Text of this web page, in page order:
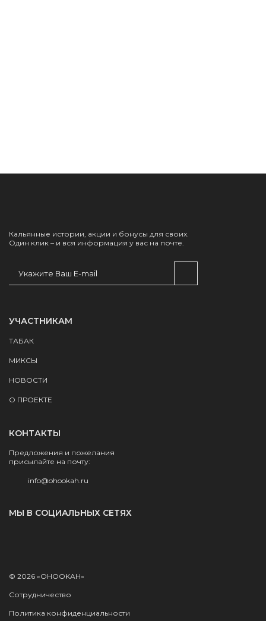
Кальянные истории, акции и бонусы для своих.
Один клик – и вся информация у вас на почте.
УЧАСТНИКАМ
ТАБАК
МИКСЫ
НОВОСТИ
О ПРОЕКТЕ
КОНТАКТЫ
Предложения и пожелания
присылайте на почту:
info@ohookah.ru
МЫ В СОЦИАЛЬНЫХ СЕТЯХ
© 2026 «OHOOKAH»
Сотрудничество
Политика конфиденциальности